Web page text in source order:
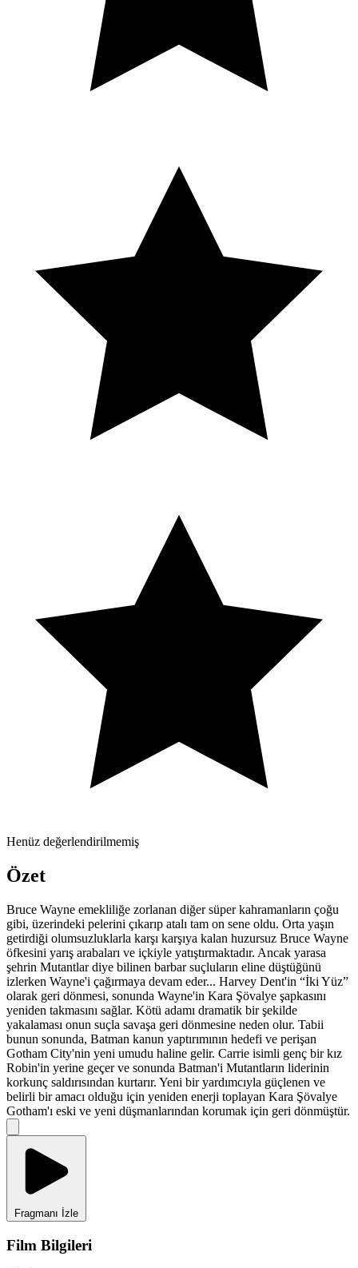
Henüz değerlendirilmemiş
Özet
Bruce Wayne emekliliğe zorlanan diğer süper kahramanların çoğu
gibi, üzerindeki pelerini çıkarıp atalı tam on sene oldu. Orta yaşın
getirdiği olumsuzluklarla karşı karşıya kalan huzursuz Bruce Wayne
öfkesini yarış arabaları ve içkiyle yatıştırmaktadır. Ancak yarasa
şehrin Mutantlar diye bilinen barbar suçluların eline düştüğünü
izlerken Wayne'i çağırmaya devam eder... Harvey Dent'in “İki Yüz”
olarak geri dönmesi, sonunda Wayne'in Kara Şövalye şapkasını
yeniden takmasını sağlar. Kötü adamı dramatik bir şekilde
yakalaması onun suçla savaşa geri dönmesine neden olur. Tabii
bunun sonunda, Batman kanun yaptırımının hedefi ve perişan
Gotham City'nin yeni umudu haline gelir. Carrie isimli genç bir kız
Robin'in yerine geçer ve sonunda Batman'i Mutantların liderinin
korkunç saldırısından kurtarır. Yeni bir yardımcıyla güçlenen ve
belirli bir amacı olduğu için yeniden enerji toplayan Kara Şövalye
Gotham'ı eski ve yeni düşmanlarından korumak için geri dönmüştür.
Fragmanı İzle
Film Bilgileri